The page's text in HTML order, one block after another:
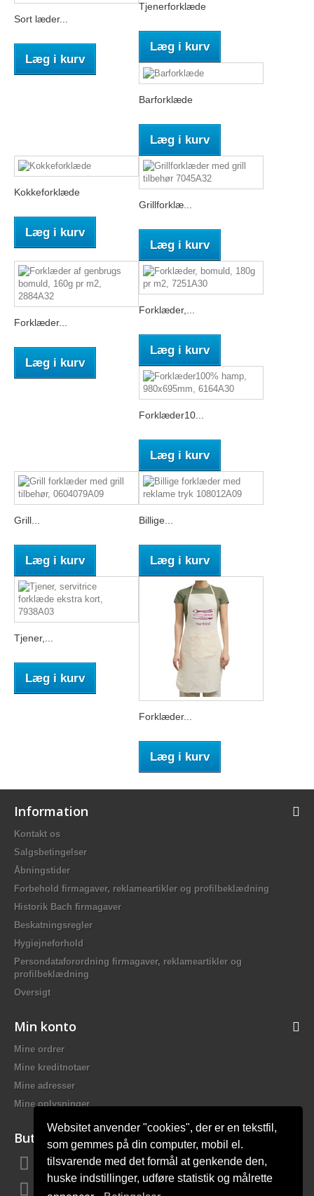
Websitet anvender "cookies", der er en tekstfil,
som gemmes på din computer, mobil el.
tilsvarende med det formål at genkende den,
huske indstillinger, udføre statistik og målrette
Sort læder...
Læg i kurv
Tjenerforklæde
Læg i kurv
Barforklæde
Læg i kurv
Kokkeforklæde
Læg i kurv
Grillforklæ...
Læg i kurv
Forklæder...
Læg i kurv
Forklæder,...
Læg i kurv
Forklæder10...
Læg i kurv
Grill...
Læg i kurv
Billige...
Læg i kurv
Tjener,...
Læg i kurv
Forklæder...
Læg i kurv
Information
Kontakt os
Salgsbetingelser
Åbningstider
Forbehold firmagaver, reklameartikler og profilbeklædning
Historik Bach firmagaver
Beskatningsregler
Hygiejneforhold
Persondataforordning firmagaver, reklameartikler og
profilbeklædning
Oversigt
Min konto
Mine ordrer
Mine kreditnotaer
Mine adresser
Mine oplysninger
Butiksinformation
Bach Promotion, Trafikskolevej 2 7400 Herning Danmark
81 44 12 12